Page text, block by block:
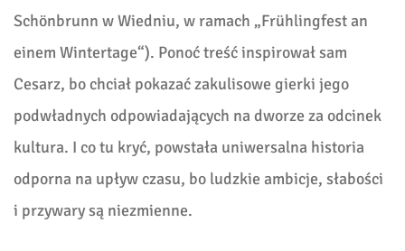
Schönbrunn w Wiedniu, w ramach „Frühlingfest an
einem Wintertage“). Ponoć treść inspirował sam
Cesarz, bo chciał pokazać zakulisowe gierki jego
podwładnych odpowiadających na dworze za odcinek
kultura. I co tu kryć, powstała uniwersalna historia
odporna na upływ czasu, bo ludzkie ambicje, słabości
i przywary są niezmienne.